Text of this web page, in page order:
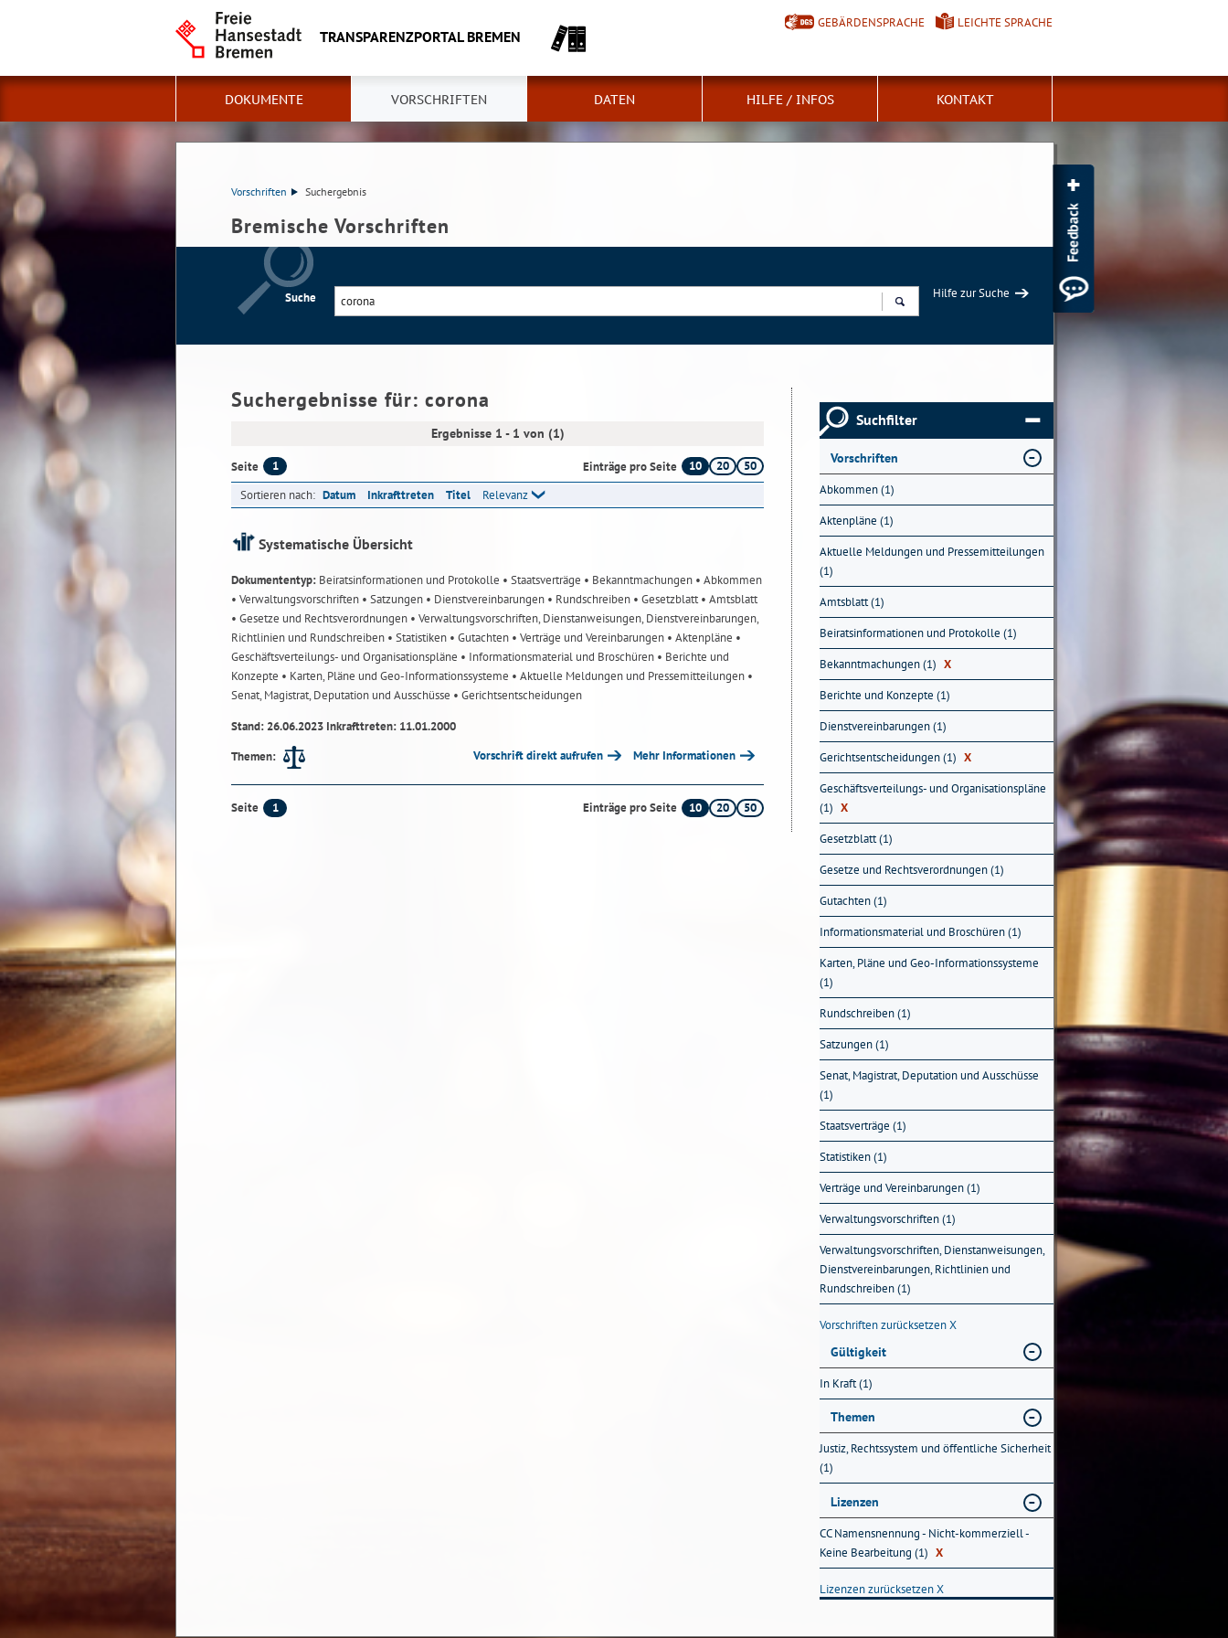
TRANSPARENZPORTAL BREMEN
GEBÄRDENSPRACHE LEICHTE SPRACHE
DOKUMENTE VORSCHRIFTEN DATEN HILFE / INFOS KONTAKT
Vorschriften Suchergebnis
Bremische Vorschriften
Suche
Hilfe zur Suche
Suchergebnisse für: corona
Ergebnisse 1 - 1 von (1)
Seite 1 Einträge pro Seite 10 20
50
Sortieren nach: Datum Inkrafttreten Titel Relevanz
Systematische Übersicht
Dokumententyp: Beiratsinformationen und Protokolle • Staatsverträge • Bekanntmachungen • Abkommen
• Verwaltungsvorschriften • Satzungen • Dienstvereinbarungen • Rundschreiben • Gesetzblatt• Amtsblatt
• Gesetze und Rechtsverordnungen • Verwaltungsvorschriften, Dienstanweisungen, Dienstvereinbarungen,
Richtlinien und Rundschreiben • Statistiken • Gutachten • Verträge und Vereinbarungen • Aktenpläne •
Geschäftsverteilungs- und Organisationspläne • Informationsmaterial und Broschüren • Berichte und
Konzepte • Karten, Pläne und Geo-Informationssysteme • Aktuelle Meldungen und Pressemitteilungen •
Senat, Magistrat, Deputation und Ausschüsse • Gerichtsentscheidungen
Stand: 26.06.2023 Inkrafttreten: 11.01.2000
Themen:
Vorschrift direkt aufrufen Mehr Informationen
Seite 1 Einträge pro Seite 10 20 50
Suchfilter
Vorschriften
Abkommen (1)
Aktenpläne (1)
Aktuelle Meldungen und Pressemitteilungen
(1)
Amtsblatt (1)
Beiratsinformationen und Protokolle (1)
Bekanntmachungen (1) X
Berichte und Konzepte (1)
Dienstvereinbarungen (1)
Gerichtsentscheidungen (1) X
Geschäftsverteilungs- und Organisationspläne
(1) X
Gesetzblatt (1)
Gesetze und Rechtsverordnungen (1)
Gutachten (1)
Informationsmaterial und Broschüren (1)
Karten, Pläne und Geo-Informationssysteme
(1)
Rundschreiben (1)
Satzungen (1)
Senat, Magistrat, Deputation und Ausschüsse
(1)
Staatsverträge (1)
Statistiken (1)
Verträge und Vereinbarungen (1)
Verwaltungsvorschriften (1)
Verwaltungsvorschriften, Dienstanweisungen,
Dienstvereinbarungen, Richtlinien und
Rundschreiben (1)
Vorschriften zurücksetzenX
Gültigkeit
In Kraft (1)
Themen
Justiz, Rechtssystem und öffentliche Sicherheit
(1)
Lizenzen
CC Namensnennung - Nicht-kommerziell -
Keine Bearbeitung (1) X
Lizenzen zurücksetzenX